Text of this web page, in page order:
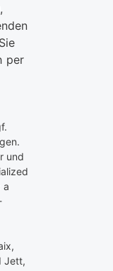
per
und
a
Jett,